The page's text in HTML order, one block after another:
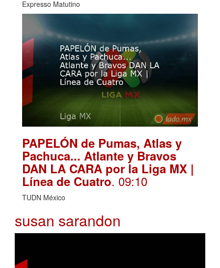
Expresso Matutino
PAPELÓN de Pumas, Atlas y
Pachuca... Atlante y Bravos
DAN LA CARA por la Liga MX |
Línea de Cuatro. 09:10
TUDN México
susan sarandon